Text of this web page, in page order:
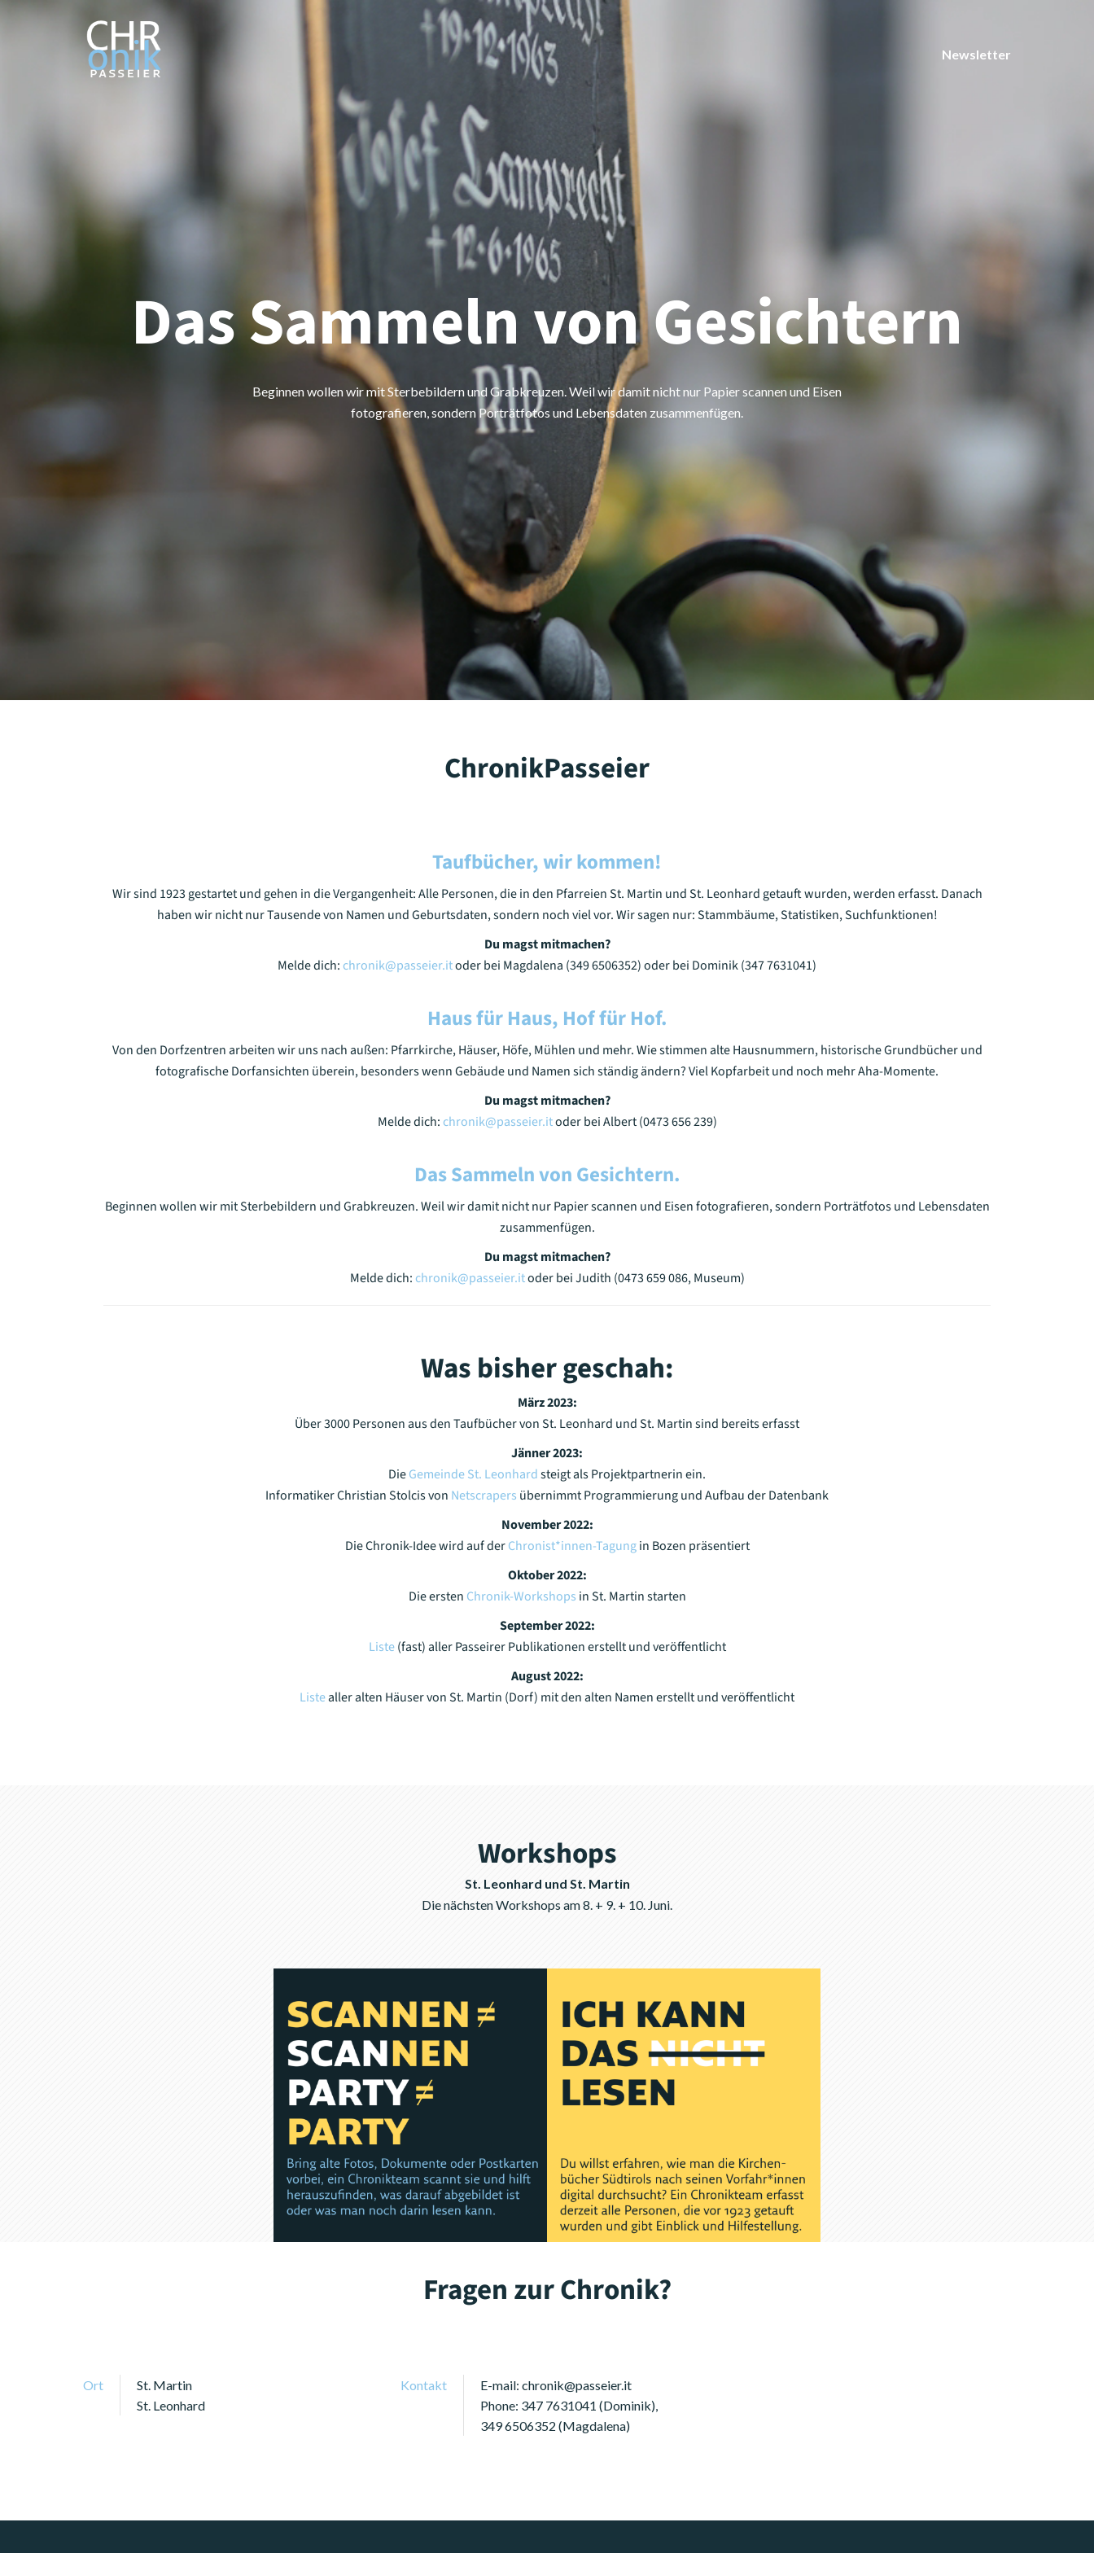
Newsletter
Das Sammeln von Gesichtern
Beginnen wollen wir mit Sterbebildern und Grabkreuzen. Weil wir damit nicht nur Papier scannen und Eisen
fotografieren, sondern Porträtfotos und Lebensdaten zusammenfügen.
ChronikPasseier
Taufbücher, wir kommen!
Wir sind 1923 gestartet und gehen in die Vergangenheit: Alle Personen, die in den Pfarreien St. Martin und St. Leonhard getauft wurden, werden erfasst. Danach
haben wir nicht nur Tausende von Namen und Geburtsdaten, sondern noch viel vor. Wir sagen nur: Stammbäume, Statistiken, Suchfunktionen!
Du magst mitmachen?
Melde dich:chronik@passeier.itoder bei Magdalena (349 6506352) oder bei Dominik (347 7631041)
Haus für Haus, Hof für Hof.
Von den Dorfzentren arbeiten wir uns nach außen: Pfarrkirche, Häuser, Höfe, Mühlen und mehr. Wie stimmen alte Hausnummern, historische Grundbücher und
fotografische Dorfansichten überein, besonders wenn Gebäude und Namen sich ständig ändern? Viel Kopfarbeit und noch mehr Aha-Momente.
Du magst mitmachen?
Melde dich:chronik@passeier.itoder bei Albert (0473 656 239)
Das Sammeln von Gesichtern.
Beginnen wollen wir mit Sterbebildern und Grabkreuzen. Weil wir damit nicht nur Papier scannen und Eisen fotografieren, sondern Porträtfotos und Lebensdaten
zusammenfügen.
Du magst mitmachen?
Melde dich:chronik@passeier.itoder bei Judith (0473 659 086, Museum)
Was bisher geschah:
März 2023:
Über 3000 Personen aus den Taufbücher von St. Leonhard und St. Martin sind bereits erfasst
Jänner 2023:
DieGemeinde St. Leonhardsteigt als Projektpartnerin ein.
Informatiker Christian Stolcis von Netscrapers übernimmt Programmierung und Aufbau der Datenbank
November 2022:
Die Chronik-Idee wird auf derChronist*innen-Tagungin Bozen präsentiert
Oktober 2022:
Die ersten Chronik-Workshops in St. Martin starten
September 2022:
Liste(fast) aller Passeirer Publikationen erstellt und veröffentlicht
August 2022:
Listealler alten Häuser von St. Martin (Dorf) mit den alten Namen erstellt und veröffentlicht
Workshops
St. Leonhard und St. Martin
Die nächsten Workshops am 8. + 9. + 10. Juni.
Fragen zur Chronik?
Ort
St. Martin
St. Leonhard
Kontakt E-mail: chronik@passeier.it
Phone: 347 7631041 (Dominik),
349 6506352 (Magdalena)